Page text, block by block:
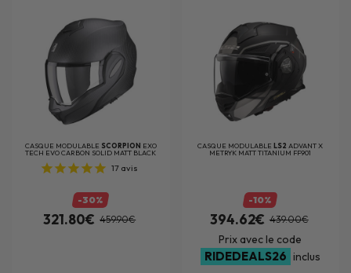
CASQUE MODULABLE SCORPION EXO
TECH EVO CARBON SOLID MATT BLACK
17avis
-30%
321.80€ 459.90€
CASQUE MODULABLELS2 ADVANT X
METRYK MATT TITANIUM FF901
-10%
394.62€ 439.00€
Prix avec le code
RIDEDEALS26 inclus